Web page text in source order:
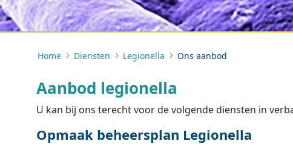
Home Diensten Legionella Ons aanbod
Aanbod legionella
U kan bij ons terecht voor de volgende diensten in
Opmaak beheersplan Legionella